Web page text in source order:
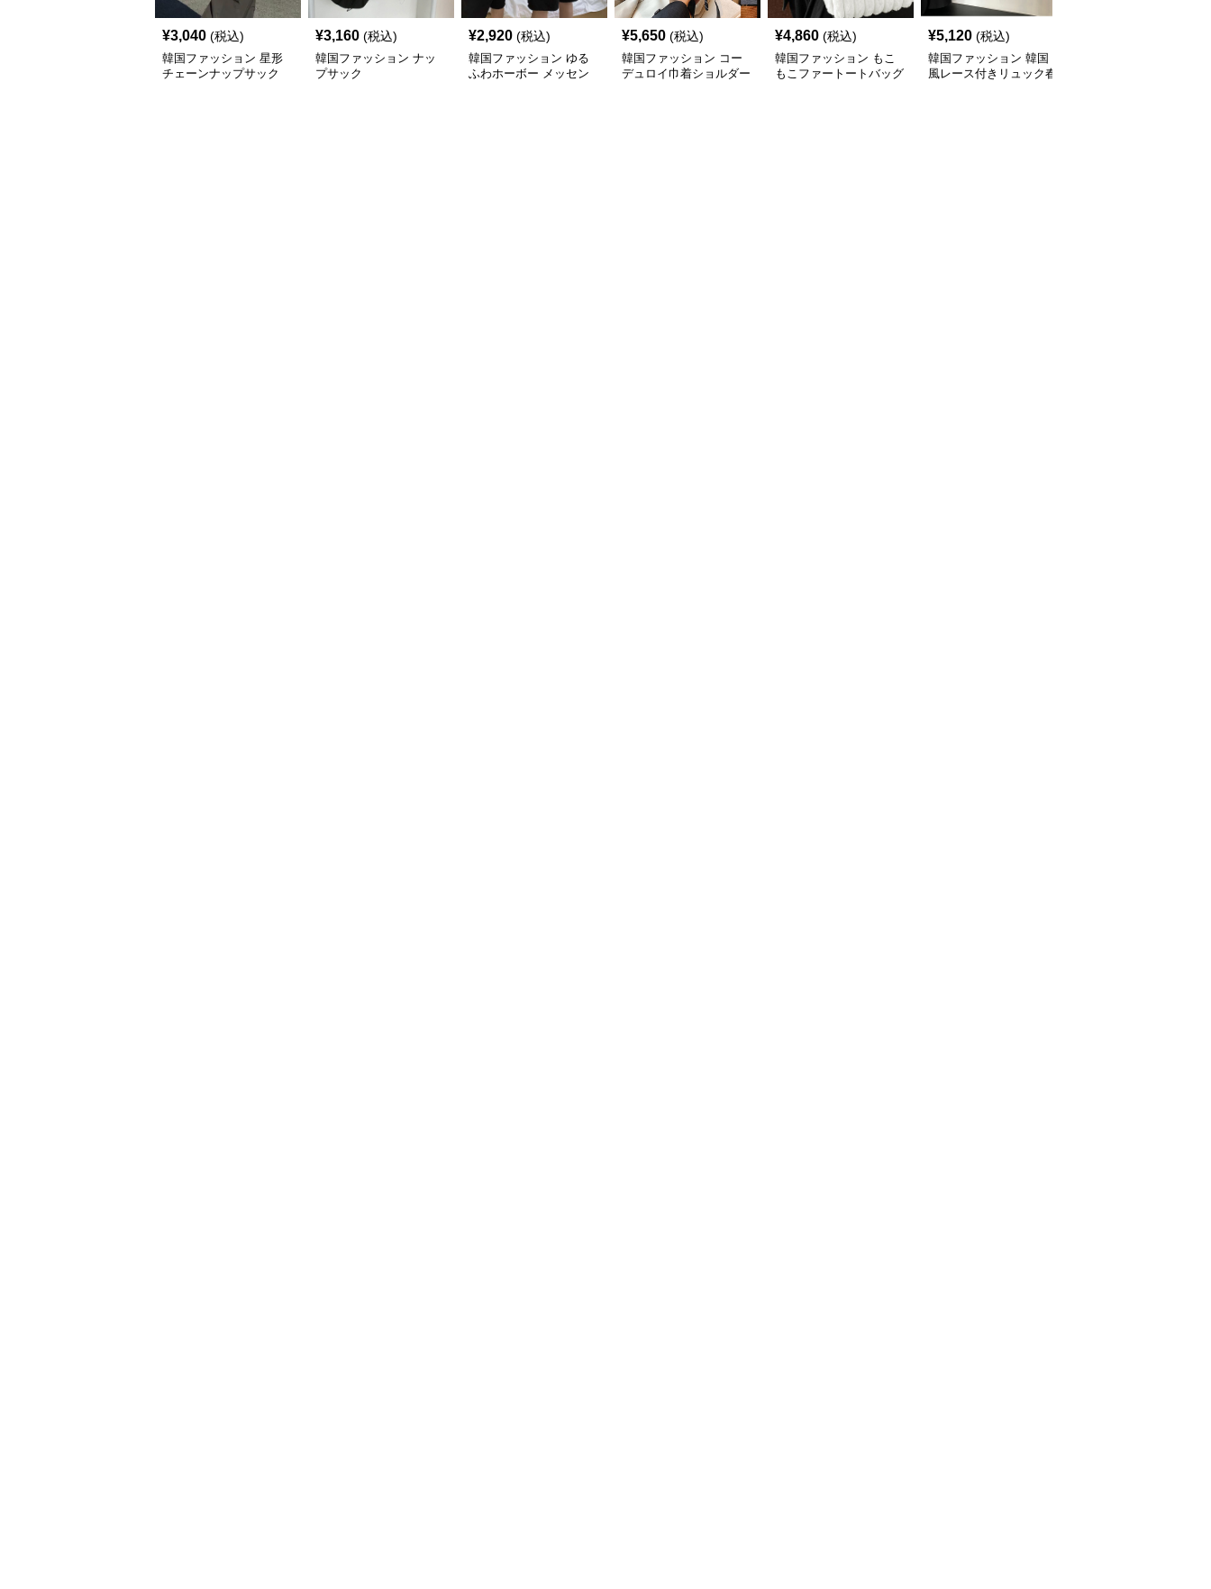
¥3,040 (税込)
韓国ファッション 星形
チェーンナップサック
¥3,160 (税込)
韓国ファッション ナッ
プサック
¥2,920 (税込)
韓国ファッション ゆる
ふわホーボー メッセン
¥5,650 (税込)
韓国ファッション コー
デュロイ巾着ショルダー
¥4,860 (税込)
韓国ファッション もこ
もこファートートバッグ
¥5,120 (税込)
韓国ファッション 韓国
風レース付きリュック春